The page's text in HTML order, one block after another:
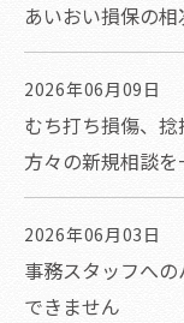
あいおい損保の
2026年06月09日
むち打ち損傷、
方々の新規相談
2026年06月03日
事務スタッフへ
できません